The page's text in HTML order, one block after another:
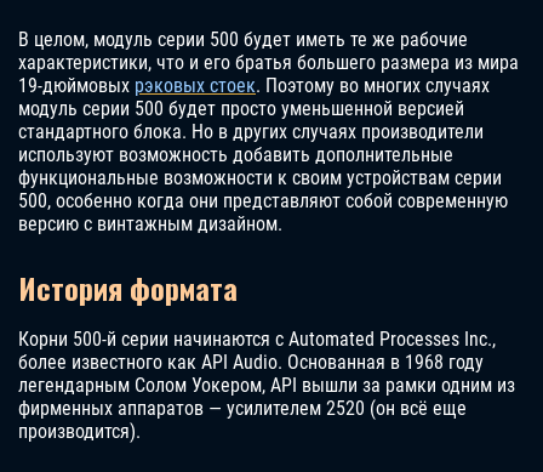
В целом, модуль серии 500 будет иметь те же рабочие
характеристики, что и его братья большего размера из мира
19-дюймовых рэковых стоек. Поэтому во многих случаях
модуль серии 500 будет просто уменьшенной версией
стандартного блока. Но в других случаях производители
используют возможность добавить дополнительные
функциональные возможности к своим устройствам серии
500, особенно когда они представляют собой современную
версию с винтажным дизайном.
История формата
Корни 500-й серии начинаются с Automated Processes Inc.,
более известного как API Audio. Основанная в 1968 году
легендарным Солом Уокером, API вышли за рамки одним из
фирменных аппаратов — усилителем 2520 (он всё еще
производится).